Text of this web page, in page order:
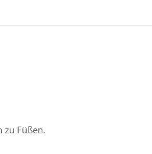
zu Füßen.